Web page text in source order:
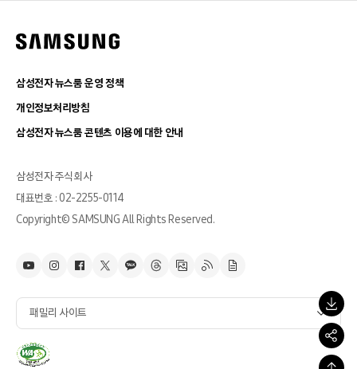
삼성전자 뉴스룸 운영 정책
개인정보처리방침
삼성전자 뉴스룸 콘텐츠 이용에 대한 안내
삼성전자 주식회사
대표번호 : 02-2255-0114
Copyright© SAMSUNG All Rights Reserved.
패밀리 사이트